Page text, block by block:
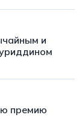
и
премию